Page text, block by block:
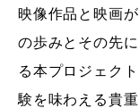
映像作品と映画
の歩みとその先
る本プロジェク
験を味わえる貴